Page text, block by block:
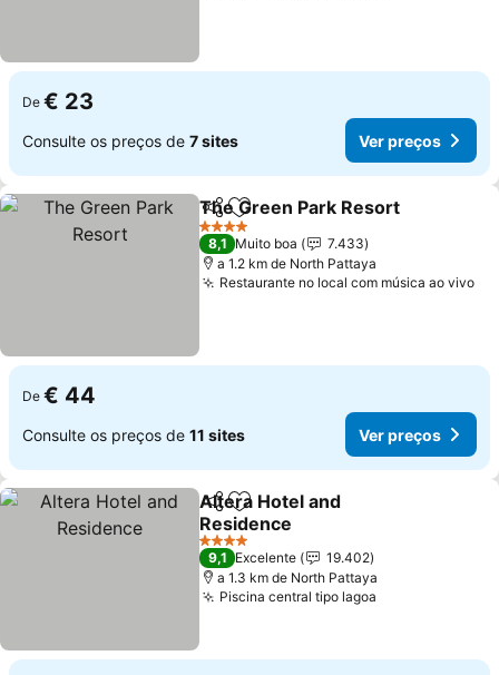
De € 23
Consulte os preços de 7 sites Ver preços
PartilharAdicionar aos favoritos
The Green Park Resort
4 Estrelas
8,1 Muito boa
7.433
a 1.2 km de North Pattaya
Restaurante no local com música ao vivo
De € 44
Consulte os preços de 11 sites Ver preços
PartilharAdicionar aos favoritos
Altera Hotel and
Residence
Ver preços
4 Estrelas
9,1 Excelente
19.402
a 1.3 km de North Pattaya
Piscina central tipo lagoa